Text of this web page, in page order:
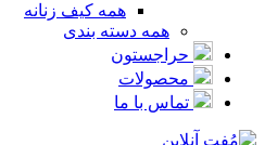
همه کیف زنانه
همه دسته بندی
حراجستون
محصولات
تماس با ما